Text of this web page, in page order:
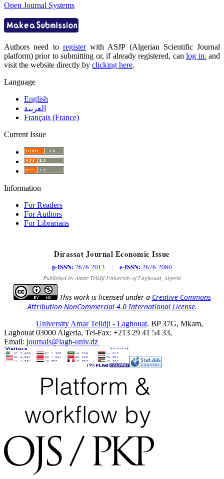
Open Journal Systems
Authors need to registerwith ASJP (Algerian Scientific Journal
platform) prior to submitting or, if already registered, canlog in. and
visit the website directly by clicking here.
Language
English
العربية
Français (France)
Current Issue
Information
For Readers
For Authors
For Librarians
Dirassat Journal Economic Issue
p-ISSN:2676-2013 | e-ISSN:2676-2080
Published by Amar Telidji University of Laghouat, Algeria
This work is licensed under a Creative Commons
Attribution-NonCommercial 4.0 International License.
University Amar Telidji - Laghouat. BP 37G, Mkam,
Laghouat 03000 Algeria, Tel-Fax: +213 29 41 54 33,
Email: journals@lagh-univ.dz